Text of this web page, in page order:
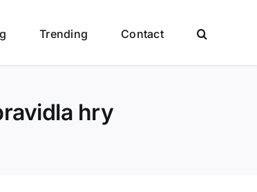
Trending Contact
hry